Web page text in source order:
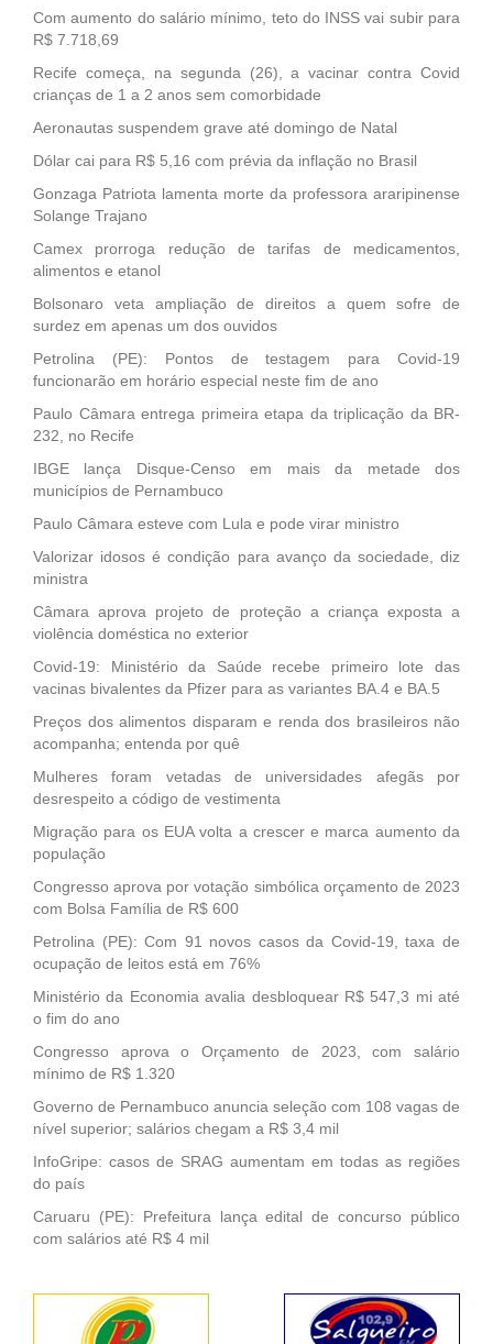
Com aumento do salário mínimo, teto do INSS vai subir para
R$ 7.718,69
Recife começa, na segunda (26), a vacinar contra Covid
crianças de 1 a 2 anos sem comorbidade
Aeronautas suspendem grave até domingo de Natal
Dólar cai para R$ 5,16 com prévia da inflação no Brasil
Gonzaga Patriota lamenta morte da professora araripinense
Solange Trajano
Camex prorroga redução de tarifas de medicamentos,
alimentos e etanol
Bolsonaro veta ampliação de direitos a quem sofre de
surdez em apenas um dos ouvidos
Petrolina (PE): Pontos de testagem para Covid-19
funcionarão em horário especial neste fim de ano
Paulo Câmara entrega primeira etapa da triplicação da BR-
232, no Recife
IBGE lança Disque-Censo em mais da metade dos
municípios de Pernambuco
Paulo Câmara esteve com Lula e pode virar ministro
Valorizar idosos é condição para avanço da sociedade, diz
ministra
Câmara aprova projeto de proteção a criança exposta a
violência doméstica no exterior
Covid-19: Ministério da Saúde recebe primeiro lote das
vacinas bivalentes da Pfizer para as variantes BA.4 e BA.5
Preços dos alimentos disparam e renda dos brasileiros não
acompanha; entenda por quê
Mulheres foram vetadas de universidades afegãs por
desrespeito a código de vestimenta
Migração para os EUA volta a crescer e marca aumento da
população
Congresso aprova por votação simbólica orçamento de 2023
com Bolsa Família de R$ 600
Petrolina (PE): Com 91 novos casos da Covid-19, taxa de
ocupação de leitos está em 76%
Ministério da Economia avalia desbloquear R$ 547,3 mi até
o fim do ano
Congresso aprova o Orçamento de 2023, com salário
mínimo de R$ 1.320
Governo de Pernambuco anuncia seleção com 108 vagas de
nível superior; salários chegam a R$ 3,4 mil
InfoGripe: casos de SRAG aumentam em todas as regiões
do país
Caruaru (PE): Prefeitura lança edital de concurso público
com salários até R$ 4 mil